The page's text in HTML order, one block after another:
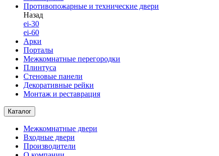
Противопожарные и технические двери
Назад
ei-30
ei-60
Арки
Порталы
Межкомнатные перегородки
Плинтуса
Стеновые панели
Декоративные рейки
Монтаж и реставрация
Каталог
Межкомнатные двери
Входные двери
Производители